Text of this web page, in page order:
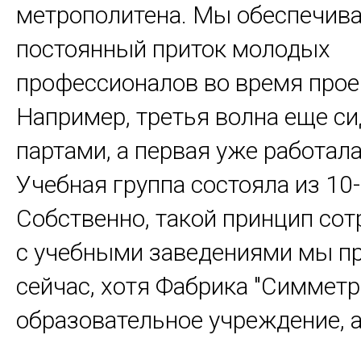
метрополитена. Мы
постоянный приток молодых
профессионалов во время
Например, третья волна еще
партами, а первая уже
Учебная группа состояла из
Собственно, такой принцип
с учебными заведениями мы
сейчас, хотя Фабрика
образовательное учреждение,